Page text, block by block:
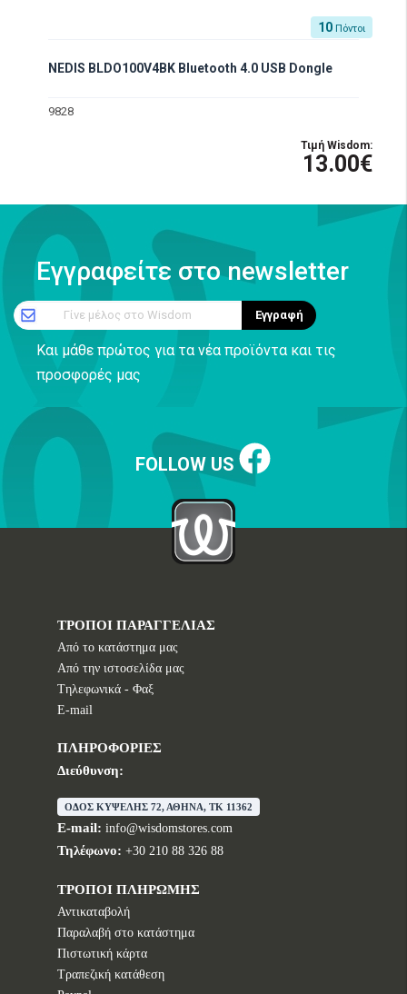
10 Πόντοι
NEDIS BLDO100V4BK Bluetooth 4.0 USB Dongle
9828
Τιμή Wisdom:
13.00€
Εγγραφείτε στο newsletter
Γίνε μέλος στο Wisdom Εγγραφή
Και μάθε πρώτος για τα νέα προϊόντα και τις
προσφορές μας
FOLLOW US
ΤΡΟΠΟΙ ΠΑΡΑΓΓΕΛΙΑΣ
Από το κατάστημα μας
Από την ιστοσελίδα μας
Tηλεφωνικά - Φαξ
E-mail
ΠΛΗΡΟΦΟΡΙΕΣ
Διεύθυνση:
ΟΔΟΣ ΚΥΨΕΛΗΣ 72, ΑΘΗΝΑ, TK 11362
E-mail: info@wisdomstores.com
Τηλέφωνο: +30 210 88 326 88
ΤΡΟΠΟΙ ΠΛΗΡΩΜΗΣ
Αντικαταβολή
Παραλαβή στο κατάστημα
Πιστωτική κάρτα
Τραπεζική κατάθεση